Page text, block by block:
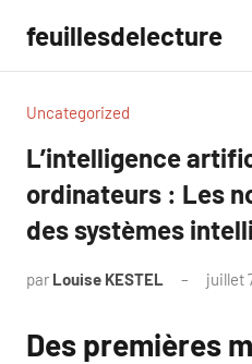
contenu
feuillesdelecture
Uncategorized
L’intelligence
ordinateurs : Les
des systèmes
par Louise KESTEL juillet
Des premières